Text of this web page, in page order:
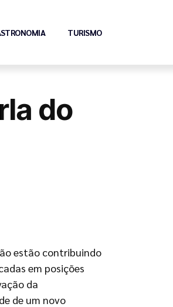
TURISMO
do
estão contribuindo
em posições
da
de um novo